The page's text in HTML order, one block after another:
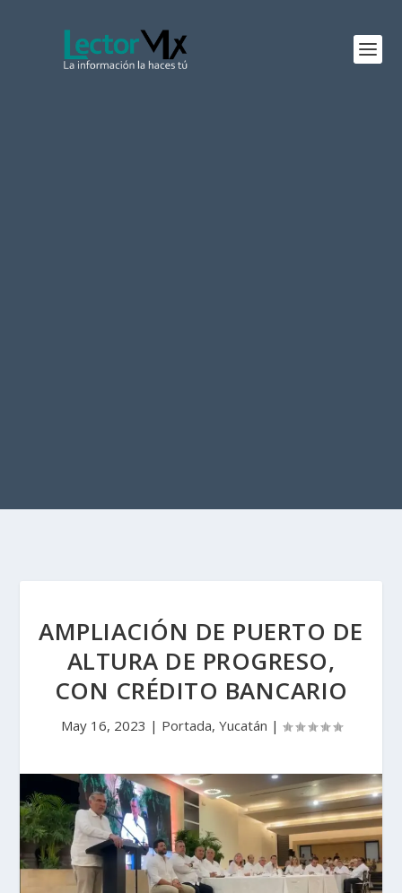
AMPLIACIÓN DE PUERTO DE
ALTURA DE PROGRESO,
CON CRÉDITO BANCARIO
May 16, 2023 | Portada, Yucatán |